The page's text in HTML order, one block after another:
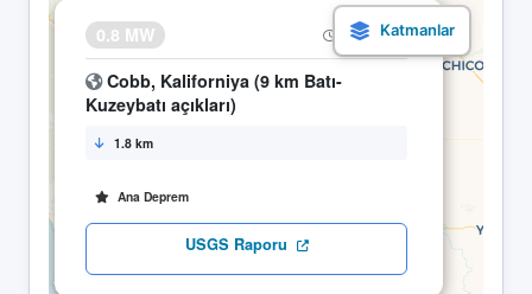
0.8 MW 25.04 18:39
Cobb, Kaliforniya (9 km Batı-
Kuzeybatı açıkları)
1.8 km
Ana Deprem
USGS Raporu
×